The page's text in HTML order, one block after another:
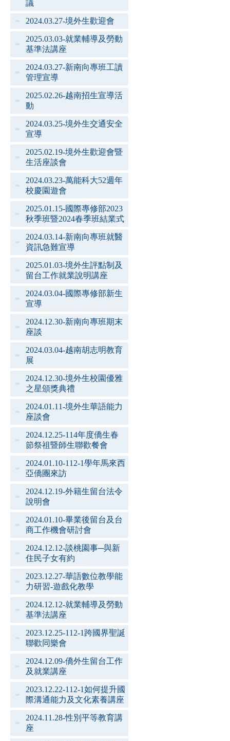
議
2024.03.27-境外生歡迎會
2025.03.03-就業輔導及勞動
基準法講座
2024.03.27-新南向專班工讀
管理宣導
2025.02.26-越南招生宣導活
動
2024.03.25-境外生交通安全
宣導
2025.02.19-境外生歡迎會暨
生活座談會
2024.03.23-萬能科大52週年
校慶園遊會
2025.01.15-國際專修部2023
秋季班暨2024春季班結業式
2024.03.14-新南向專班就醫
資訊急難宣導
2025.01.03-境外生評點制及
留台工作就業說明講座
2024.03.04-國際專修部新生
宣導
2024.12.30-新南向專班期末
座談
2024.03.04-越南胡志明教育
展
2024.12.30-境外生校園優雅
之星頒獎典禮
2024.01.11-境外生華語能力
座談會
2024.12.25-114年度僑生春
節祭祖暨師生聯歡餐會
2024.01.10-112-1學年馬來西
亞僑團來訪
2024.12.19-外籍生留台法令
說明會
2024.01.10-畢業後留台及台
商工作機會研討會
2024.12.12-談桃園事─與新
住民子女有約
2023.12.27-華語數位教學能
力研習-遊戲化教學
2024.12.12-就業輔導及勞動
基準法講座
2023.12.25-112-1跨國界聖誕
聯歡同樂會
2024.12.09-僑外生留台工作
及就業講座
2023.12.22-112-1如何提升國
際溝通能力及文化素養講座
2024.11.28-性別平等教育講
座